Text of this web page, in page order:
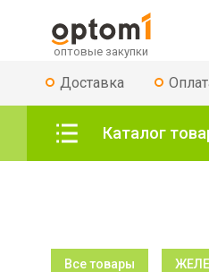
Доставка
Каталог
Все товары